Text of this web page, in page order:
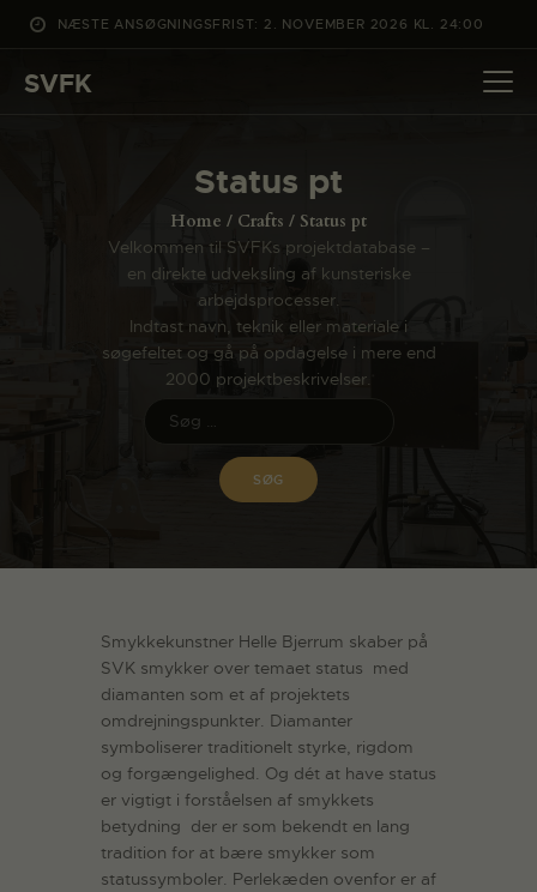
NÆSTE ANSØGNINGSFRIST: 2. NOVEMBER 2026 KL. 24:00
SVFK
Status pt
Home Crafts Status pt
Velkommen til SVFKs projektdatabase –
en direkte udveksling af kunsteriske
arbejdsprocesser.
Indtast navn, teknik eller materiale i
søgefeltet og gå på opdagelse i mere end
2000 projektbeskrivelser.
DET SKER
CHANNEL
ANSØG
OM SVFK
ENGLISH
Smykkekunstner Helle Bjerrum skaber på
SVK smykker over temaet status  med
diamanten som et af projektets
omdrejningspunkter. Diamanter
symboliserer traditionelt styrke, rigdom
og forgængelighed. Og dét at have status
er vigtigt i forståelsen af smykkets
betydning  der er som bekendt en lang
tradition for at bære smykker som
statussymboler. Perlekæden ovenfor er af